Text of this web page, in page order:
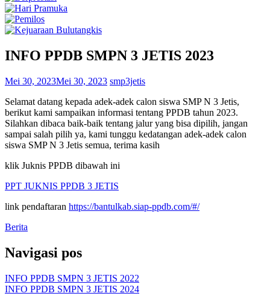
INFO PPDB SMPN 3 JETIS 2023
Mei 30, 2023Mei 30, 2023 smp3jetis
Selamat datang kepada adek-adek calon siswa SMP N 3 Jetis,
berikut kami sampaikan informasi tentang PPDB tahun 2023.
Silahkan dibaca baik-baik tentang jalur yang bisa dipilih, jangan
sampai salah pilih ya, kami tunggu kedatangan adek-adek calon
siswa SMP N 3 Jetis semua, terima kasih
klik Juknis PPDB dibawah ini
PPT JUKNIS PPDB 3 JETIS
link pendaftaran https://bantulkab.siap-ppdb.com/#/
Berita
Navigasi pos
INFO PPDB SMPN 3 JETIS 2022
INFO PPDB SMPN 3 JETIS 2024